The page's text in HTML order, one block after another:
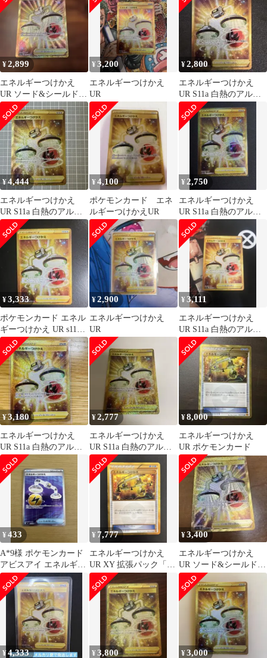
¥2,899
エネルギーつけかえ
UR ソード&シールド
強化拡張パック 白熱の
アルカナ キ…
¥3,200
エネルギーつけかえ
UR
¥2,800
エネルギーつけかえ
UR S11a 白熱のアルカ
ナ 093/068
¥4,444
エネルギーつけかえ
UR S11a 白熱のアルカ
ナ 093/068
¥4,100
ポケモンカード エネ
ルギーつけかえUR
¥ 2,750
エネルギーつけかえ
UR S11a 白熱のアルカ
ナ 093/068
¥3,333
ポケモンカード エネル
ギーつけかえ UR s11a
093/068
¥2,900
エネルギーつけかえ
UR
¥3,111
エネルギーつけかえ
UR S11a 白熱のアルカ
ナ 093/068
¥3,180
エネルギーつけかえ
UR S11a 白熱のアルカ
ナ 093/068
¥2,777
エネルギーつけかえ
UR S11a 白熱のアルカ
ナ 093/068
¥8,000
エネルギーつけかえ
UR ポケモンカード
¥433
A*9様 ポケモンカード
アビスアイ エネルギー
つけかえ UR 103/081
¥ 7,777
エネルギーつけかえ
UR XY 拡張パック「エ
メラルドブレイク」 キ
ラ 090…
¥3,400
エネルギーつけかえ
UR ソード&シールド
強化拡張パック 白熱の
アルカナ キ…
¥4,333 ¥3,800 ¥3,000